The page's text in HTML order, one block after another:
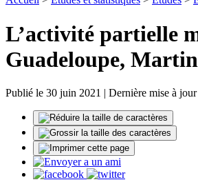
L’activité partielle
Guadeloupe,
Publié le 30 juin 2021 | Dernière mise à